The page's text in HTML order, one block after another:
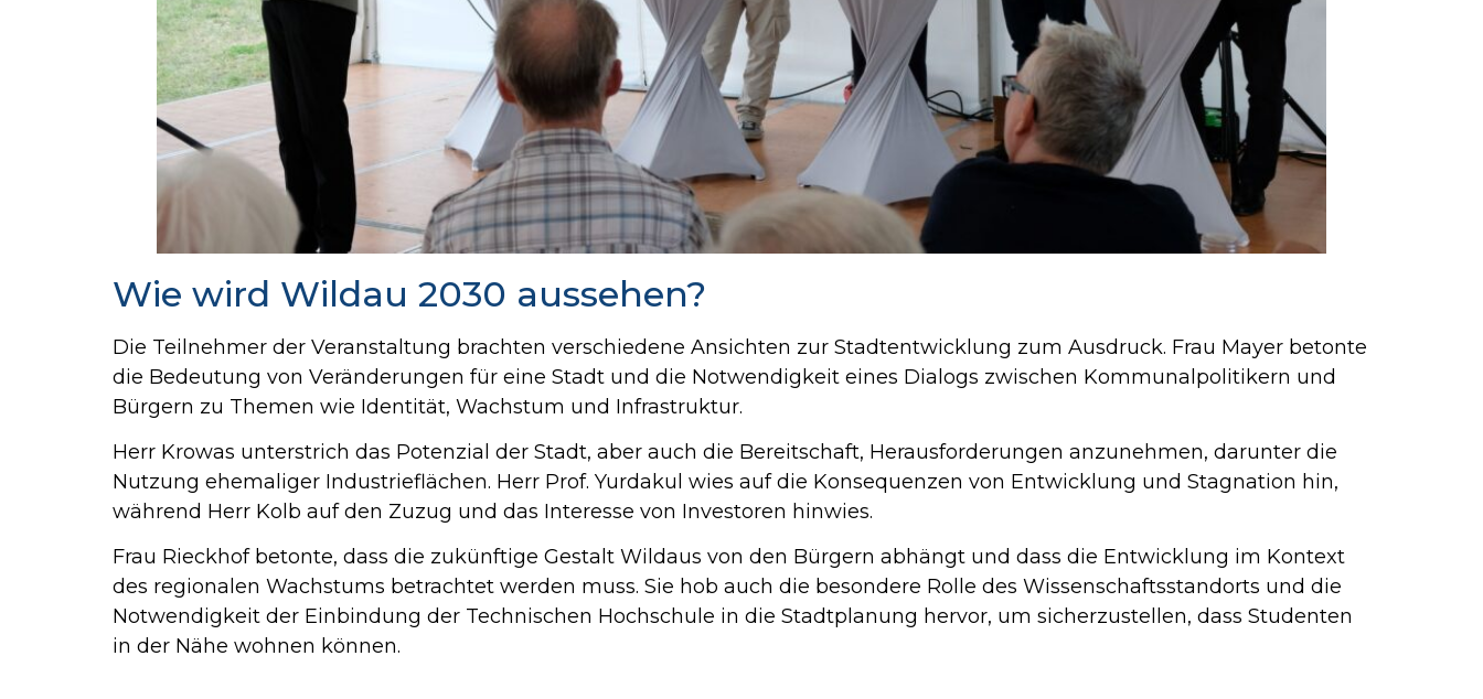
Wie wird Wildau 2030 aussehen?
Die Teilnehmer der Veranstaltung brachten verschiedene Ansichten zur Stadtentwicklung zum Ausdruck. Frau Mayer betonte
die Bedeutung von Veränderungen für eine Stadt und die Notwendigkeit eines Dialogs zwischen Kommunalpolitikern und
Bürgern zu Themen wie Identität, Wachstum und Infrastruktur.
Herr Krowas unterstrich das Potenzial der Stadt, aber auch die Bereitschaft, Herausforderungen anzunehmen, darunter die
Nutzung ehemaliger Industrieflächen. Herr Prof. Yurdakul wies auf die Konsequenzen von Entwicklung und Stagnation hin,
während Herr Kolb auf den Zuzug und das Interesse von Investoren hinwies.
Frau Rieckhof betonte, dass die zukünftige Gestalt Wildaus von den Bürgern abhängt und dass die Entwicklung im Kontext
des regionalen Wachstums betrachtet werden muss. Sie hob auch die besondere Rolle des Wissenschaftsstandorts und die
Notwendigkeit der Einbindung der Technischen Hochschule in die Stadtplanung hervor, um sicherzustellen, dass Studenten
in der Nähe wohnen können.